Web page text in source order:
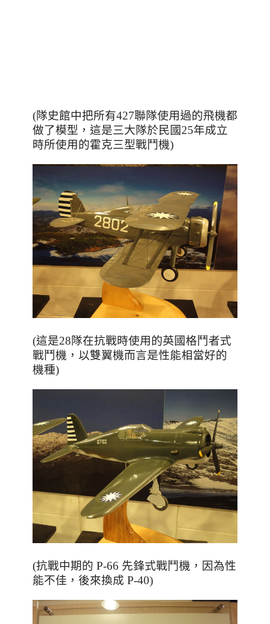
(隊史館中把所有427聯隊使用過的飛機都
做了模型，這是三大隊於民國25年成立
時所使用的霍克三型戰鬥機)
(這是28隊在抗戰時使用的英國格鬥者式
戰鬥機， 以雙翼機而言是性能相當好的
機種)
(抗戰中期的 P-66 先鋒式戰鬥機，因為性
能不佳，後來換成 P-40)